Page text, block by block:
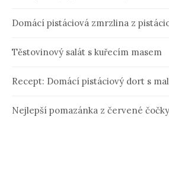
Domácí pistáciová zmrzlina z
Těstovinový salát s kuřecím masem
Recept: Domácí pistáciový dort s
Nejlepší pomazánka z červené čočky